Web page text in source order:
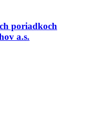
poriadkoch
a.s.